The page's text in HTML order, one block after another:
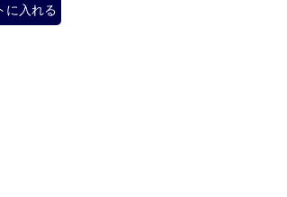
に入れる